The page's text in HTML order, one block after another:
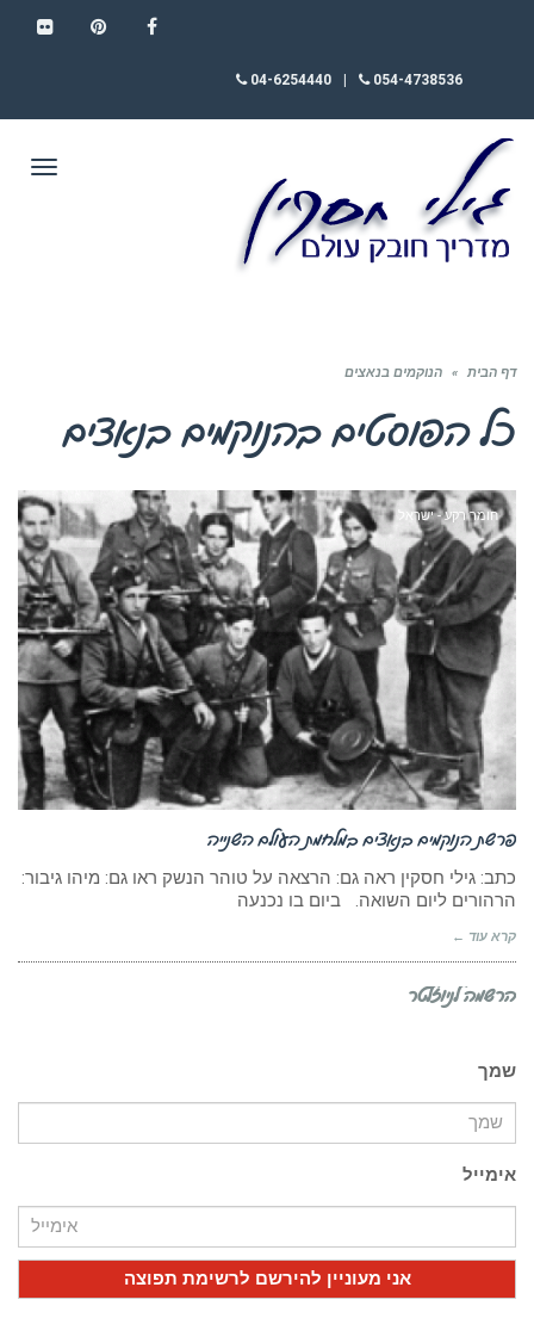
054-4738536
04-6254440
דף הבית » הנוקמים בנאצים
כל הפוסטים בהנוקמים בנאצים
חומר רקע - ישראל
פרשת הנוקמים בנאצים במלחמת העולם השנייה
כתב: גילי חסקין ראה גם: הרצאה על טוהר הנשק ראו גם: מיהו גיבור:
הרהורים ליום השואה. ביום בו נכנעה
קרא עוד ←
הרשמה לניוזלטר
שמך
אימייל